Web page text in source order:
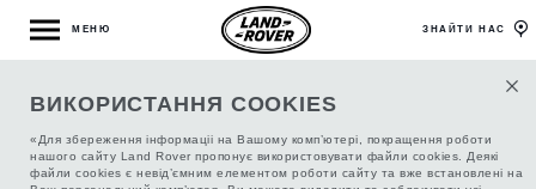
ВИКОРИСТАННЯ COOKIES
«Для збереження інформаціі на Вашому комп’ютері, покращення роботи
нашого сайту Land Rover пропонує використовувати файли cookies. Деякі
файли cookies є невід’ємним елементом роботи сайту та вже встановлені на
МЕНЮ ЗНАЙТИ НАС
ВОДОНЕПРОНИКНІ ЧОХЛИ НА ПЕРЕДНІ
СИДІННЯ, КОЛІР EBONY